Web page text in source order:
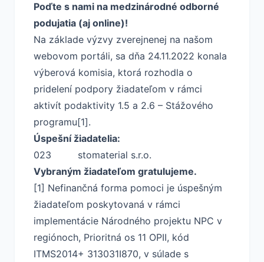
Poďte s nami na medzinárodné odborné
podujatia (aj online)!
Na základe výzvy zverejnenej na našom
webovom portáli, sa dňa 24.11.2022 konala
výberová komisia, ktorá rozhodla o
pridelení podpory žiadateľom v rámci
aktivít podaktivity 1.5 a 2.6 – Stážového
programu[1].
Úspešní žiadatelia:
023 stomaterial s.r.o.
Vybraným žiadateľom gratulujeme.
[1] Nefinančná forma pomoci je úspešným
žiadateľom poskytovaná v rámci
implementácie Národného projektu NPC v
regiónoch, Prioritná os 11 OPII, kód
ITMS2014+ 313031I870, v súlade s